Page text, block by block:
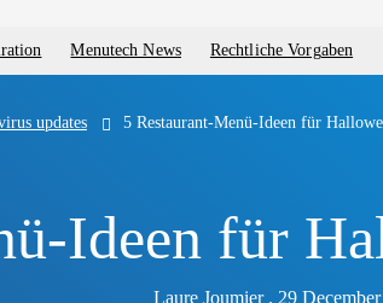
Menutech News Rechtliche Vorgaben
updates 5 Restaurant-Menü-Ideen für
Ideen für
Laure Joumier . 29